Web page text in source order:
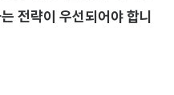
전략이 우선되어야 합니